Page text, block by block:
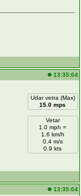
13:35:04
Udar vetra (Max)
15.0 mps
Vetar
1.0 mph =
1.6 km/h
0.4 m/s
0.9 kts
13:35:04